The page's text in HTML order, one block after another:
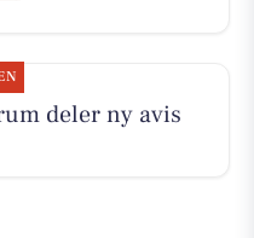
deler ny avis